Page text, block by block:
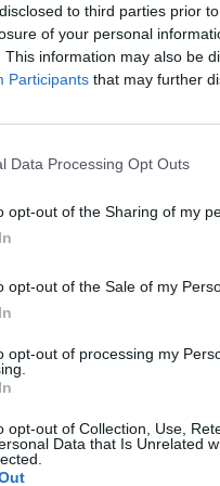
to third parties prior
of your personal
This information may also be
Participants that may further
Data Processing Opt Outs
opt-out of the Sharing of my
opt-out of the Sale of my
opt-out of processing my
opt-out of Collection, Use,
Data that Is Unrelated
che fanno una
poi aggiunto:
dai tagli». Ste.Sil.
Rudy